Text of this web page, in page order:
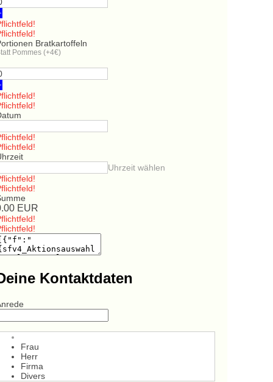
Bratkartoffeln
Pommes (+4€)
Uhrzeit wählen
EUR
Kontaktdaten
Frau
Herr
Firma
Divers